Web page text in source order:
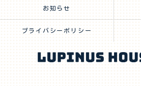
お知らせ
プライバシーポリシー